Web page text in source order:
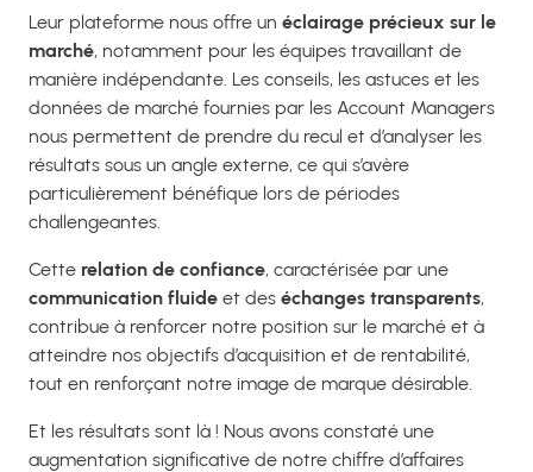
Leur plateforme nous offre un éclairage précieux sur le
marché, notamment pour les équipes travaillant de
manière indépendante. Les conseils, les astuces et les
données de marché fournies par les Account Managers
nous permettent de prendre du recul et d’analyser les
résultats sous un angle externe, ce qui s’avère
particulièrement bénéfique lors de périodes
challengeantes.
Cette relation de confiance, caractérisée par une
communication fluide et des échanges transparents,
contribue à renforcer notre position sur le marché et à
atteindre nos objectifs d’acquisition et de rentabilité,
tout en renforçant notre image de marque désirable.
Et les résultats sont là ! Nous avons constaté une
augmentation significative de notre chiffre d’affaires